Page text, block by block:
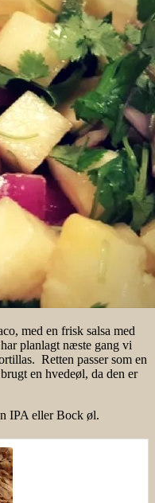
med en frisk salsa med
planlagt næste gang vi
Retten passer som en
en hvedeøl, da den er
IPA eller Bock øl.